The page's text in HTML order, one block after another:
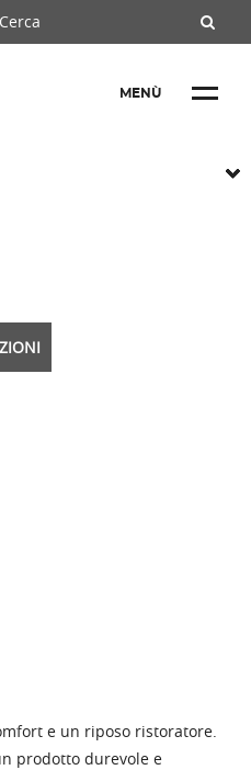
MENÙ
e un riposo ristoratore.
prodotto durevole e